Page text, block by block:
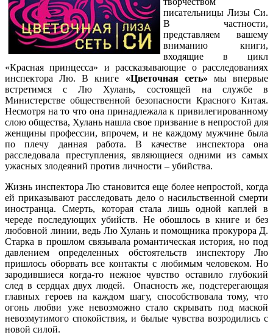
писательницы Лизы Си.
В частности,
представляем вашему
вниманию книги,
входящие в цикл
«Красная принцесса» и рассказывающие о расследованиях
инспектора Лю. В книге «Цветочная сеть» мы впервые
встретимся с Лю Хулань, состоящей на службе в
Министерстве общественной безопасности Красного Китая.
Несмотря на то что она принадлежала к привилегированному
слою общества, Хулань нашла свое призвание в непростой для
женщины профессии, впрочем, и не каждому мужчине была
по плечу данная работа. В качестве инспектора она
расследовала преступления, являющиеся одними из самых
ужасных злодеяний против личности – убийства.
Жизнь инспектора Лю становится еще более непростой, когда
ей приказывают расследовать дело о насильственной смерти
иностранца. Смерть, которая стала лишь одной каплей в
череде последующих убийств. Не обошлось в книге и без
любовной линии, ведь Лю Хулань и помощника прокурора Д.
Старка в прошлом связывала романтическая история, но под
давлением определенных обстоятельств инспектору Лю
пришлось оборвать все контакты с любимым человеком. Но
зародившиеся когда-то нежное чувство оставило глубокий
след в сердцах двух людей. Опасность же, подстерегающая
главных героев на каждом шагу, способствовала тому, что
огонь любви уже невозможно стало скрывать под маской
невозмутимого спокойствия, и былые чувства возродились с
новой силой.